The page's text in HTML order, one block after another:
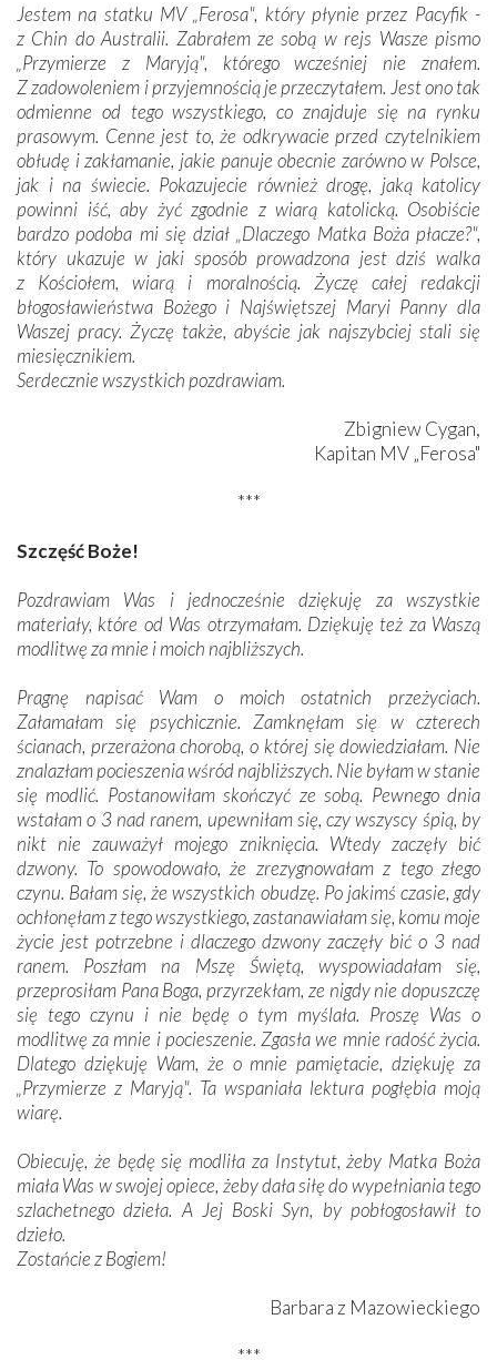
Jestem na statku MV „Ferosa", który płynie przez Pacyfik -
z Chin do Australii. Zabrałem ze sobą w rejs Wasze pismo
„Przymierze z Maryją", którego wcześniej nie znałem.
Z zadowoleniem i przyjemnością je przeczytałem. Jest ono tak
odmienne od tego wszystkiego, co znajduje się na rynku
prasowym. Cenne jest to, że odkrywacie przed czytelnikiem
obłudę i zakłamanie, jakie panuje obecnie zarówno w Polsce,
jak i na świecie. Pokazujecie również drogę, jaką katolicy
powinni iść, aby żyć zgodnie z wiarą katolicką. Osobiście
bardzo podoba mi się dział „Dlaczego Matka Boża płacze?",
który ukazuje w jaki sposób prowadzona jest dziś walka
z Kościołem, wiarą i moralnością. Życzę całej redakcji
błogosławieństwa Bożego i Najświętszej Maryi Panny dla
Waszej pracy. Życzę także, abyście jak najszybciej stali się
miesięcznikiem.
Serdecznie wszystkich pozdrawiam.
Zbigniew Cygan,
Kapitan MV „Ferosa"
***
Szczęść Boże!
Pozdrawiam Was i jednocześnie dziękuję za wszystkie
materiały, które od Was otrzymałam. Dziękuję też za Waszą
modlitwę za mnie i moich najbliższych.
Pragnę napisać Wam o moich ostatnich przeżyciach.
Załamałam się psychicznie. Zamknęłam się w czterech
ścianach, przerażona chorobą, o której się dowiedziałam. Nie
znalazłam pocieszenia wśród najbliższych. Nie byłam w stanie
się modlić. Postanowiłam skończyć ze sobą. Pewnego dnia
wstałam o 3 nad ranem, upewniłam się, czy wszyscy śpią, by
nikt nie zauważył mojego zniknięcia. Wtedy zaczęły bić
dzwony. To spowodowało, że zrezygnowałam z tego złego
czynu. Bałam się, że wszystkich obudzę. Po jakimś czasie, gdy
ochłonęłam z tego wszystkiego, zastanawiałam się, komu moje
życie jest potrzebne i dlaczego dzwony zaczęły bić o 3 nad
ranem. Poszłam na Mszę Świętą, wyspowiadałam się,
przeprosiłam Pana Boga, przyrzekłam, ze nigdy nie dopuszczę
się tego czynu i nie będę o tym myślała. Proszę Was o
modlitwę za mnie i pocieszenie. Zgasła we mnie radość życia.
Dlatego dziękuję Wam, że o mnie pamiętacie, dziękuję za
„Przymierze z Maryją". Ta wspaniała lektura pogłębia moją
wiarę.
Obiecuję, że będę się modliła za Instytut, żeby Matka Boża
miała Was w swojej opiece, żeby dała siłę do wypełniania tego
szlachetnego dzieła. A Jej Boski Syn, by pobłogosławił to
dzieło.
Zostańcie z Bogiem!
Barbara z Mazowieckiego